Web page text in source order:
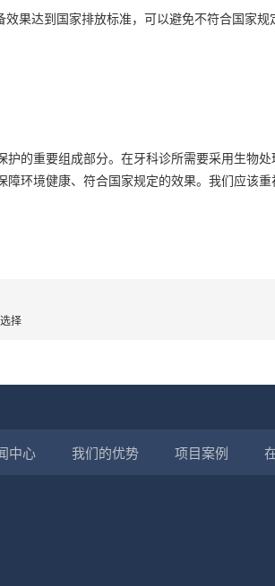
达到国家排放标准，可以避免不符合国家规
的重要组成部分。在牙科诊所需要采用生物处
环境健康、符合国家规定的效果。我们应该
择
中心 我们的优势 项目案例